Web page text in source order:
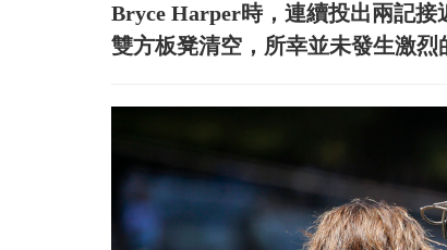
Bryce Harper時，連續投出兩記
雙方板凳清空，所幸並未發生激烈